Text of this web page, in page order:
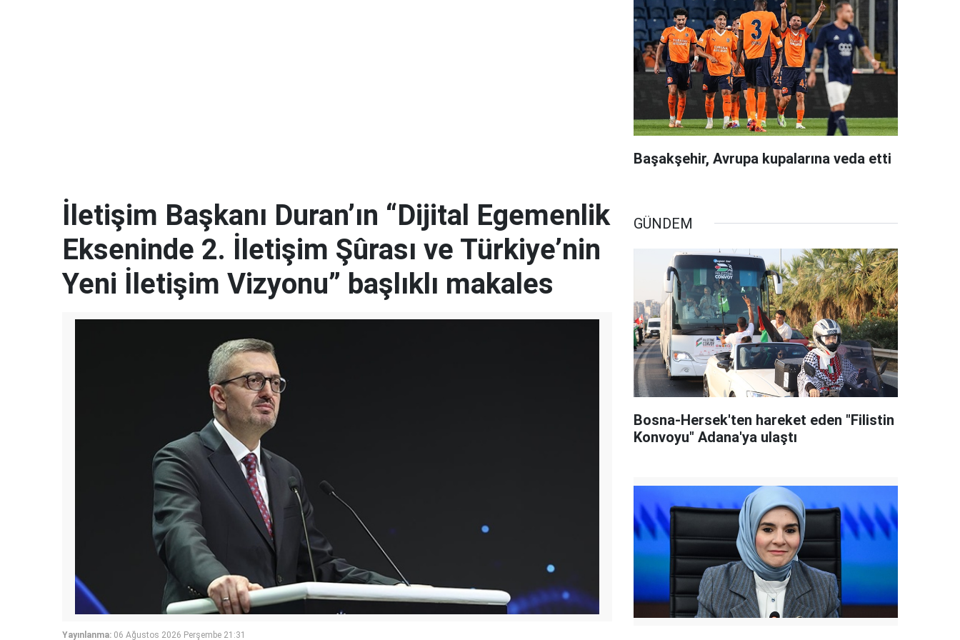
Başakşehir, Avrupa kupalarına veda etti
İletişim Başkanı Duran’ın “Dijital Egemenlik
Ekseninde 2. İletişim Şûrası ve Türkiye’nin
Yeni İletişim Vizyonu” başlıklı makales
Yayınlanma: 06 Ağustos 2026 Perşembe 21:31
GÜNDEM
Bosna-Hersek'ten hareket eden "Filistin
Konvoyu" Adana'ya ulaştı